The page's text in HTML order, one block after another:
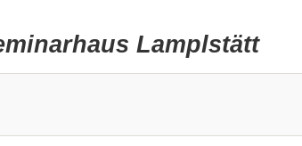
Lamplstätt